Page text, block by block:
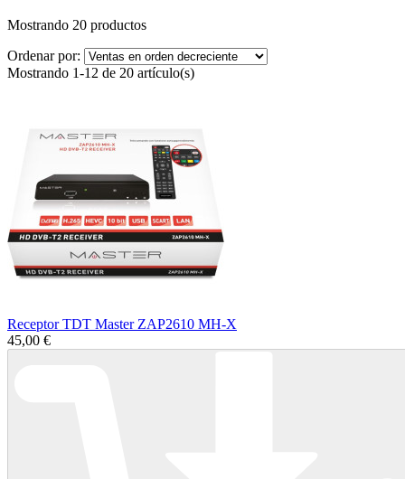
Mostrando 20 productos
Ordenar por:
Mostrando 1-12 de 20 artículo(s)
Receptor TDT Master ZAP2610 MH-X
45,00 €